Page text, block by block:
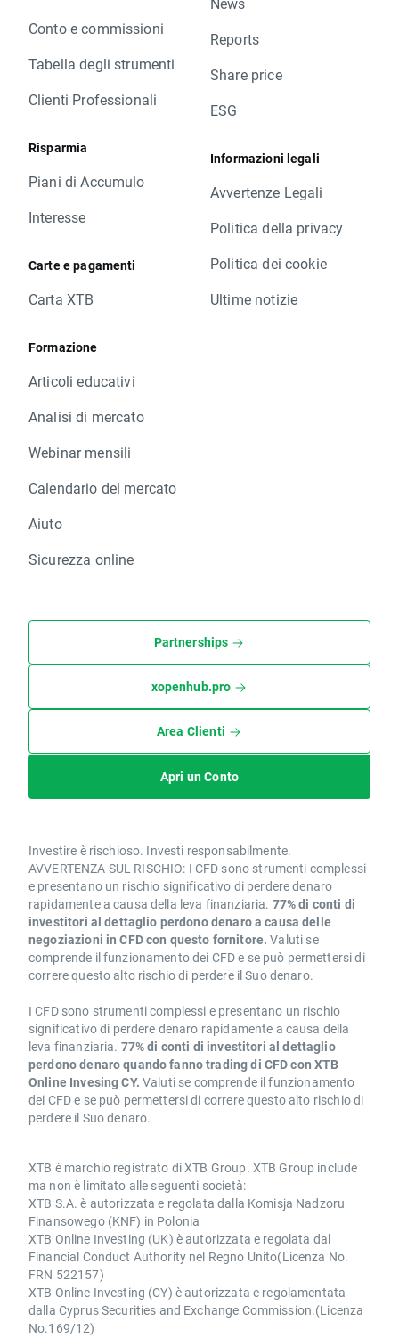
Conto e commissioni
Tabella degli strumenti
Clienti Professionali
Risparmia
Piani di Accumulo
Interesse
Carte e pagamenti
Carta XTB
Formazione
Articoli educativi
Analisi di mercato
Webinar mensili
Calendario del mercato
Aiuto
Sicurezza online
Reports
Share price
ESG
Informazioni legali
Avvertenze Legali
Politica della privacy
Politica dei cookie
Ultime notizie
Partnerships
xopenhub.pro
Area Clienti
Apri un Conto
Investire è rischioso. Investi responsabilmente.
AVVERTENZA SUL RISCHIO: I CFD sono strumenti complessi
e presentano un rischio significativo di perdere denaro
rapidamente a causa della leva finanziaria. 77% di conti di
investitori al dettaglio perdono denaro a causa delle
negoziazioni in CFD con questo fornitore. Valuti se
comprende il funzionamento dei CFD e se può permettersi di
correre questo alto rischio di perdere il Suo denaro.
I CFD sono strumenti complessi e presentano un rischio
significativo di perdere denaro rapidamente a causa della
leva finanziaria. 77% di conti di investitori al dettaglio
perdono denaro quando fanno trading di CFD con XTB
Online Invesing CY. Valuti se comprende il funzionamento
dei CFD e se può permettersi di correre questo alto rischio di
perdere il Suo denaro.
XTB è marchio registrato di XTB Group. XTB Group include
ma non è limitato alle seguenti società:
XTB S.A. è autorizzata e regolata dalla Komisja Nadzoru
Finansowego (KNF) in Polonia
XTB Online Investing (UK) è autorizzata e regolata dal
Financial Conduct Authority nel Regno Unito(Licenza No.
FRN 522157)
XTB Online Investing (CY) è autorizzata e regolamentata
dalla Cyprus Securities and Exchange Commission.(Licenza
No.169/12)